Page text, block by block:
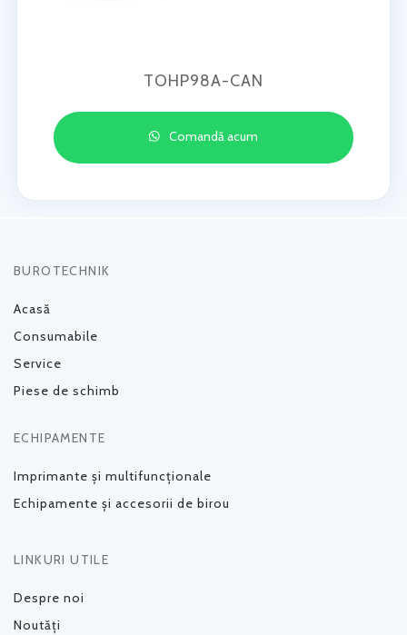
TOHP98A-CAN
Comandă acum
BUROTECHNIK
Acasă
Consumabile
Service
Piese de schimb
ECHIPAMENTE
Imprimante și multifuncționale
Echipamente și accesorii de birou
LINKURI UTILE
Despre noi
Noutăți